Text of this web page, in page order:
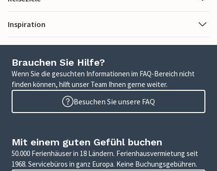
Inspiration
Brauchen Sie Hilfe?
Wenn Sie die gesuchten Informationen im FAQ-Bereich nicht
finden können, hilft unser Team Ihnen gerne weiter.
Besuchen Sie unsere FAQ
Mit einem guten Gefühl buchen
50.000 Ferienhäuser in 18 Ländern. Ferienhausvermietung seit
1968. Servicebüros in ganz Europa. Keine Buchungsgebühren.